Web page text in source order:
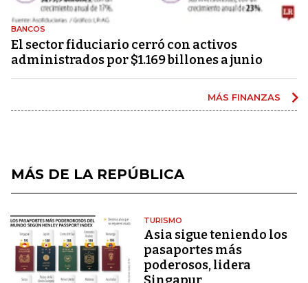
BANCOS
El sector fiduciario cerró con activos
administrados por $1.169 billones a junio
MÁS FINANZAS
MÁS DE LA REPÚBLICA
TURISMO
Asia sigue teniendo los
pasaportes más
poderosos, lidera